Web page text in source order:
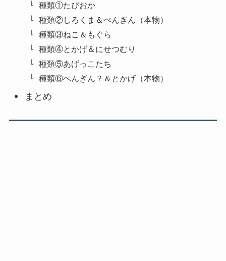
種類①たぴおか
種類②しろくま＆ぺんぎん（本物）
種類③ねこ＆もぐら
種類④とかげ＆にせつむり
種類⑤あげっこたち
種類⑥ぺんぎん？＆とかげ（本物）
まとめ